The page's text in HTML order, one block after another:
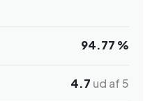
94.77 %
4.7 ud af 5